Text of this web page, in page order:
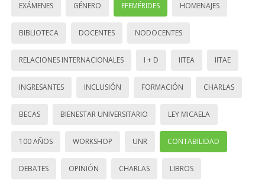
EXÁMENES GÉNERO EFEMÉRIDES HOMENAJES
BIBLIOTECA DOCENTES NODOCENTES
RELACIONES INTERNACIONALES I + D IITEA IITAE
INGRESANTES INCLUSIÓN FORMACIÓN CHARLAS
BECAS BIENESTAR UNIVERSITARIO LEY MICAELA
100 AÑOS WORKSHOP UNR CONTABILIDAD
DEBATES OPINIÓN CHARLAS LIBROS